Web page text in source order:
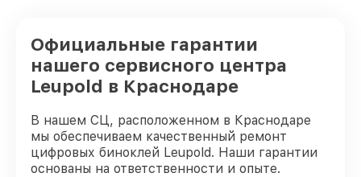
Официальные гарантии
нашего сервисного центра
Leupold в Краснодаре
В нашем СЦ, расположенном в Краснодаре
мы обеспечиваем качественный ремонт
цифровых биноклей Leupold. Наши гарантии
основаны на ответственности и опыте.